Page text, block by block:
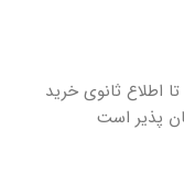
تا اطلاع ثانوی خرید